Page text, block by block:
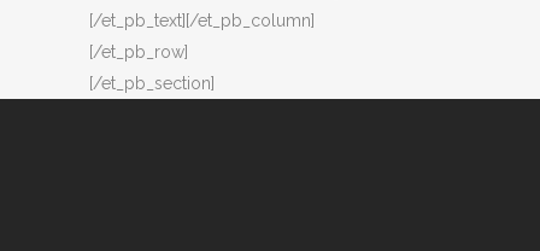
[/et_pb_text][/et_pb_column]
[/et_pb_row]
[/et_pb_section]